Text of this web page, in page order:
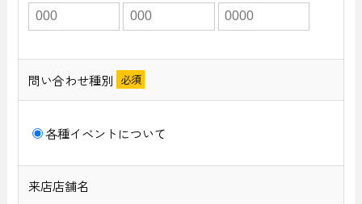
問い合わせ種別
各種イベントについて
来店店舗名